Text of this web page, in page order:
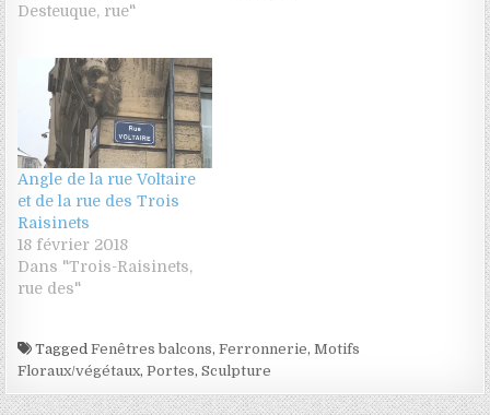
Desteuque, rue"
Angle de la rue Voltaire
et de la rue des Trois
Raisinets
18 février 2018
Dans "Trois-Raisinets,
rue des"
TaggedFenêtres balcons,Ferronnerie,Motifs
Floraux/végétaux,Portes,Sculpture